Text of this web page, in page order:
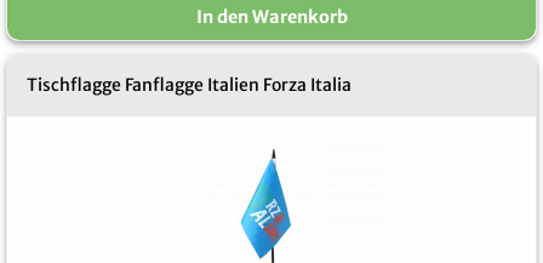
In den Warenkorb
Tischflagge Fanflagge Italien Forza Italia